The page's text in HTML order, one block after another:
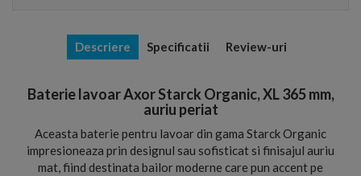
Descriere Specificatii Review-uri
Baterie lavoar Axor Starck Organic, XL 365 mm,
auriu periat
Aceasta baterie pentru lavoar din gama Starck Organic
impresioneaza prin designul sau sofisticat si finisajul auriu
mat, fiind destinata bailor moderne care pun accent pe